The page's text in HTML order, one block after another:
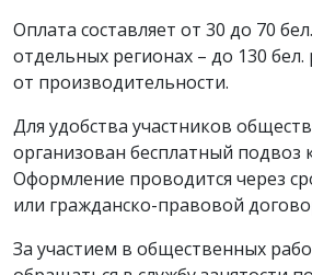
Оплата составляет от 30 до 70
отдельных регионах – до 130 бел.
от производительности.
Для удобства участников
организован бесплатный подвоз
Оформление проводится через
или гражданско-правовой
За участием в общественных